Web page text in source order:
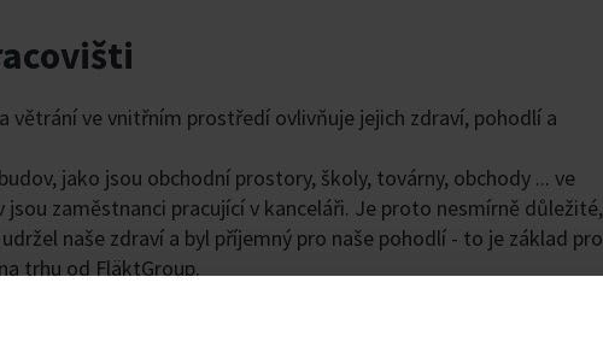
větrání ve vnitřním prostředí ovlivňuje jejich zdraví, pohodlí a
jako jsou obchodní prostory, školy, továrny, obchody ... ve
zaměstnanci pracující v kanceláři. Je proto nesmírně důležité,
naše zdraví a byl příjemný pro naše pohodlí - to je základ pro
trhu od FläktGroup.
systém vzduchotechniky FläktGroup může ovlivnit: